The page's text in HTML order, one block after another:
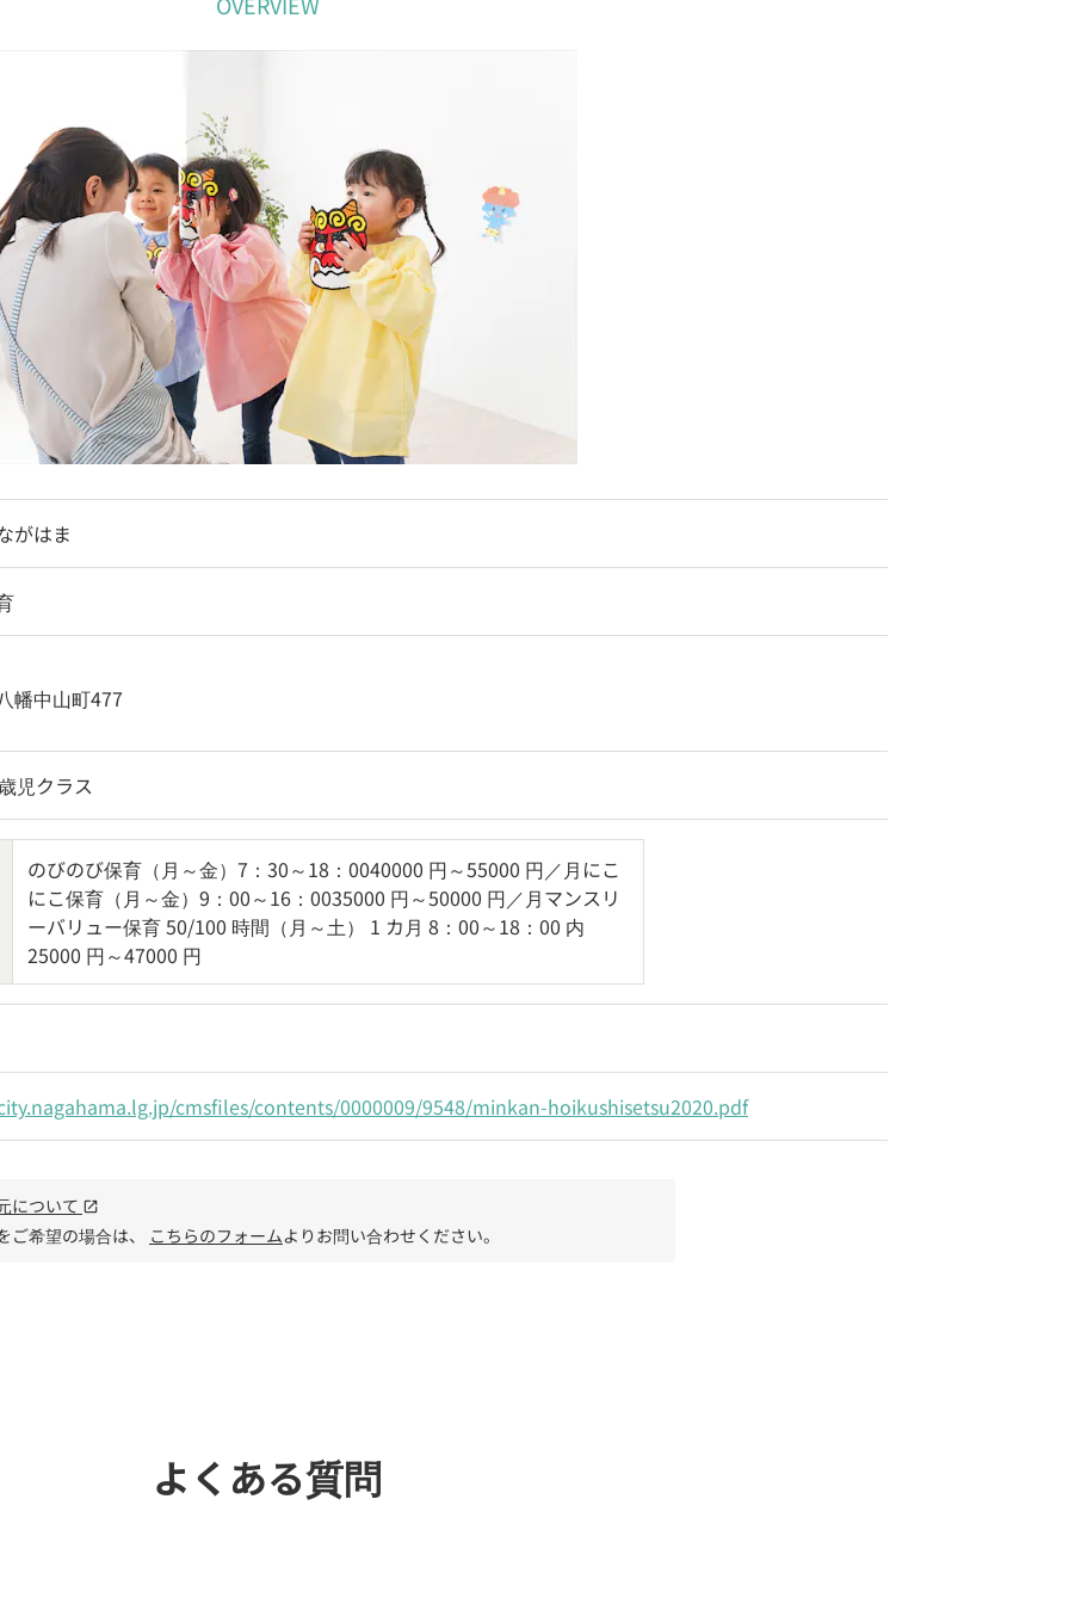
がはま
幡中山町477
児クラス
のびのび保育（月～金）7：30～18：0040000 円～55000 円／月にこ
にこ保育（月～金）9：00～16：0035000 円～50000 円／月マンスリ
ーバリュー保育 50/100 時間（月～土） 1 カ月 8：00～18：00 内
25000 円～47000 円
cmsfiles/contents/0000009/9548/minkan-hoikushisetsu2020.pdf
について open_in_new
ご希望の場合は、 こちらのフォームよりお問い合わせください。
よくある質問